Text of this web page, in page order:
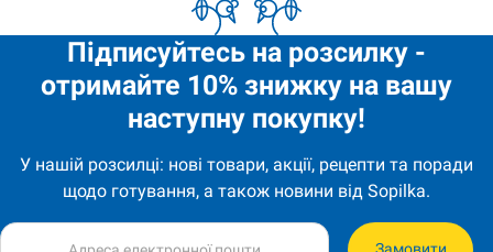
Підписуйтесь на розсилку -
отримайте 10% знижку на вашу
наступну покупку!
У нашій розсилці: нові товари, акції, рецепти та поради
щодо готування, а також новини від Sopilka.